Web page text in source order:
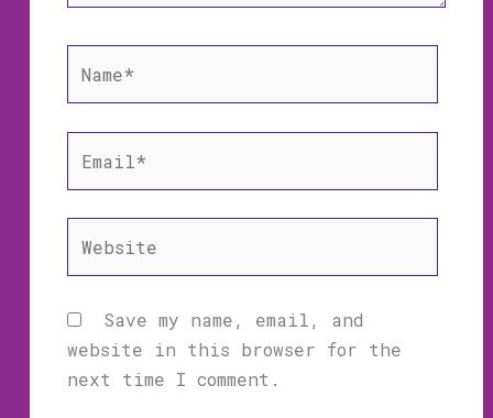
Save my name, email, and
website in this browser for the
next time I comment.